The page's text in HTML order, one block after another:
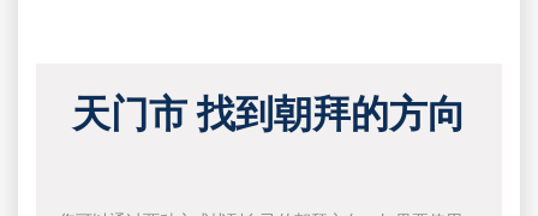
天门市 找到朝拜的方向